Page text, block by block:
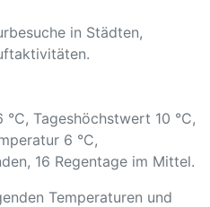
in Städten,
Tageshöchstwert 10 °C,
6 °C,
16 Regentage im Mittel.
Temperaturen und